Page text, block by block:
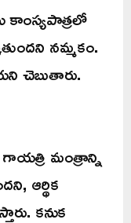
కాంస్యపాత్రలో
నమ్మకం.
చెబుతారు.
మంత్రాన్ని
ఆర్థిక
కనుక